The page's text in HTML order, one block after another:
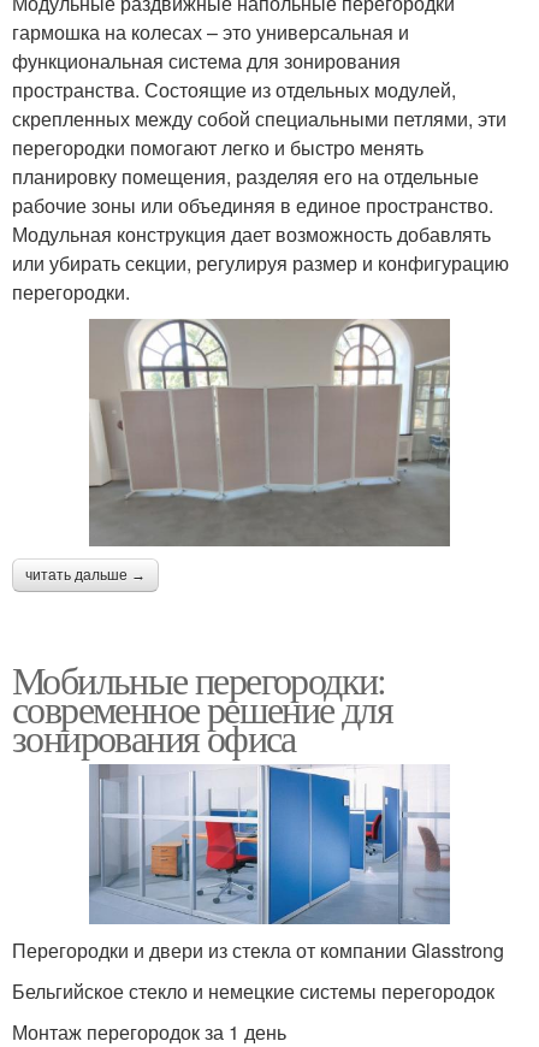
гармошка на колесах – это универсальная и
функциональная система для зонирования
пространства. Состоящие из отдельных модулей,
скрепленных между собой специальными петлями, эти
перегородки помогают легко и быстро менять
планировку помещения, разделяя его на отдельные
рабочие зоны или объединяя в единое пространство.
Модульная конструкция дает возможность добавлять
или убирать секции, регулируя размер и конфигурацию
перегородки.
читать дальше →
Мобильные перегородки:
современное решение для
зонирования офиса
Перегородки и двери из стекла от компании Glasstrong
Бельгийское стекло и немецкие системы перегородок
Монтаж перегородок за 1 день